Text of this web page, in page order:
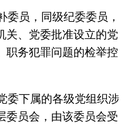
委员，同级纪委委员，
关、党委批准设立的党
职务犯罪问题的检举控
委下属的各级党组织涉
委员会，由该委员会受